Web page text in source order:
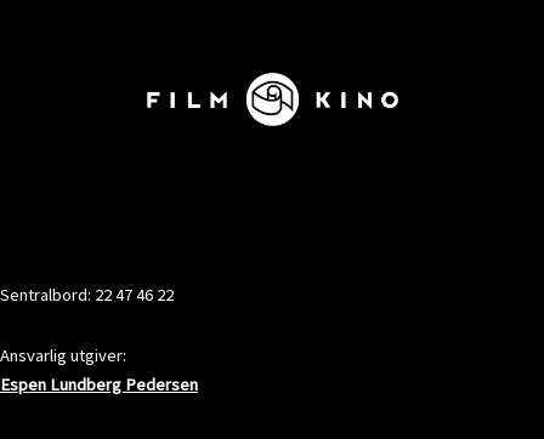
Sentralbord: 22 47 46 22
Ansvarlig utgiver:
Espen Lundberg Pedersen